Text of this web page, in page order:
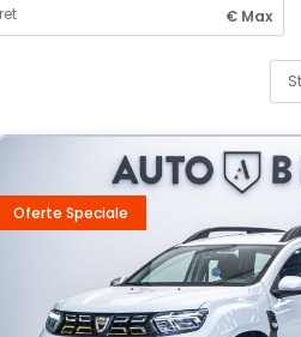
Oferte Speciale